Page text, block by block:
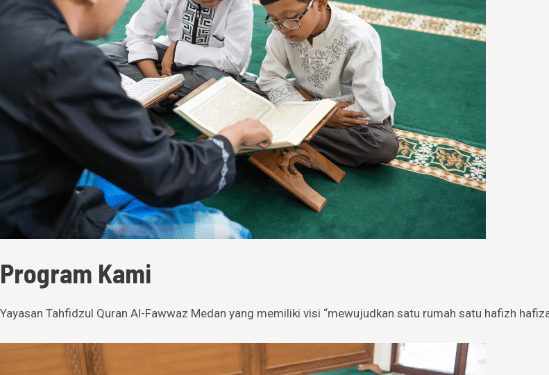
Program Kami
Yayasan Tahfidzul Quran Al-Fawwaz Medan yang memiliki visi “mewujudkan satu rumah satu hafizh